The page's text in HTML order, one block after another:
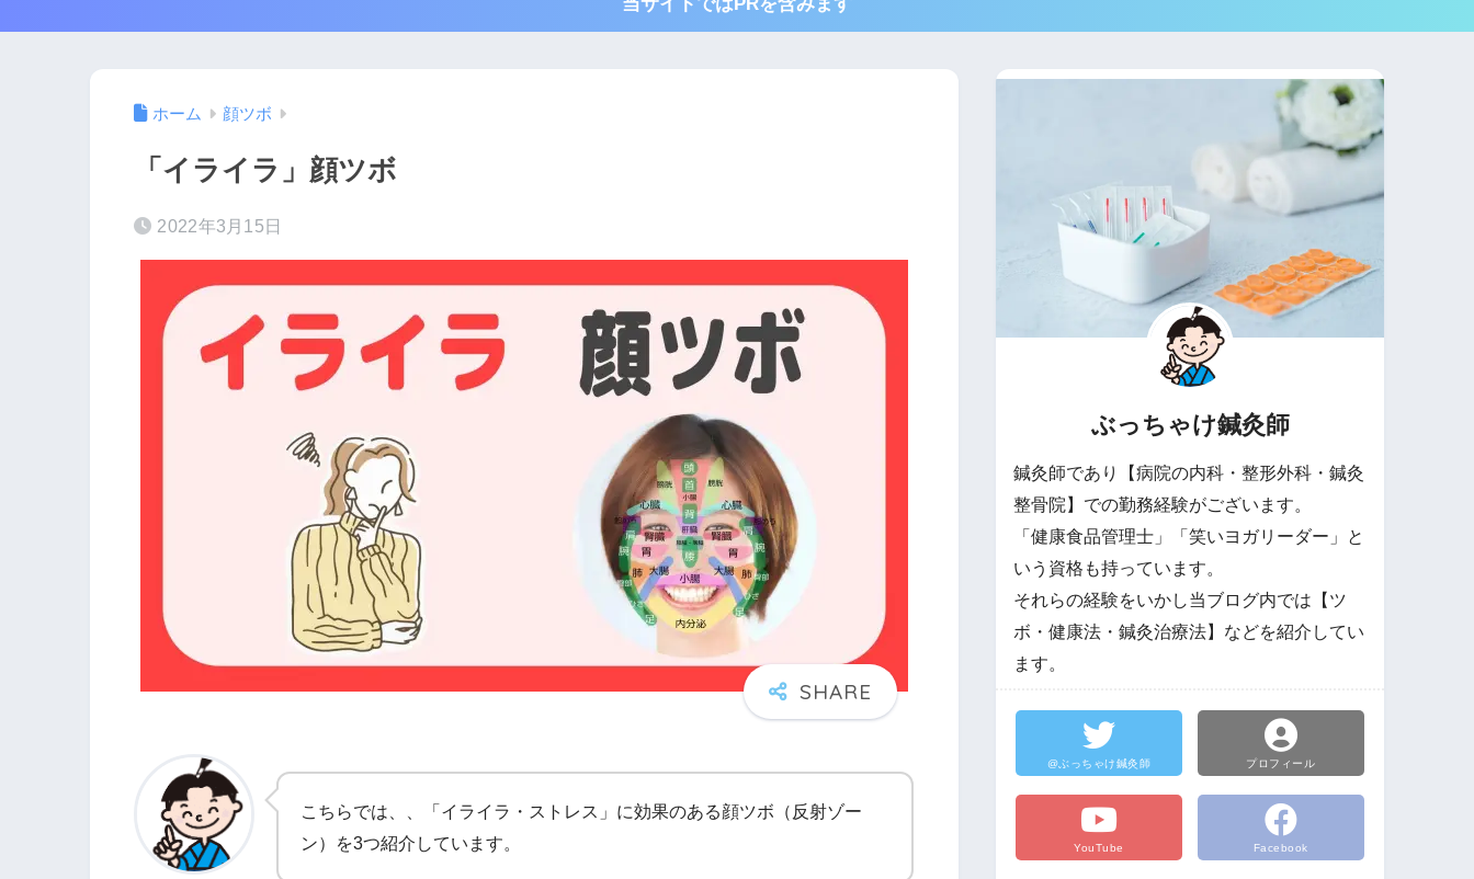
ホーム 顔ツボ
「イライラ」顔ツボ
2022年3月15日
こちらでは、、「イライラ・ストレス」に効果のある顔ツボ（反射ゾー
ン）を3つ紹介しています。
ぶっちゃけ鍼灸師
鍼灸師であり【病院の内科・整形外科・鍼灸
整骨院】での勤務経験がございます。
「健康食品管理士」「笑いヨガリーダー」と
いう資格も持っています。
それらの経験をいかし当ブログ内では【ツ
ボ・健康法・鍼灸治療法】などを紹介してい
ます。
@ぶっちゃけ鍼灸師 プロフィール
YouTube Facebook